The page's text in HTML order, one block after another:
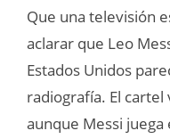
Que una televisión
aclarar que Leo
Estados Unidos
radiografía. El cartel
aunque Messi